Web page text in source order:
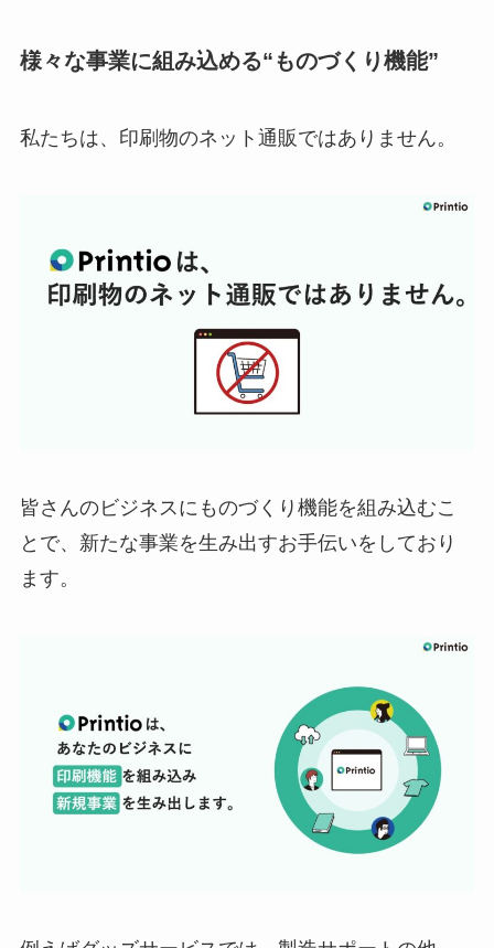
様々な事業に組み込める“ものづくり機能”
私たちは、印刷物のネット通販ではありません。
皆さんのビジネスにものづくり機能を組み込むこ
とで、新たな事業を生み出すお手伝いをしており
ます。